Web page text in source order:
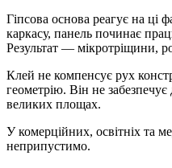
Гіпсова основа реагує на ці
каркасу, панель починає
Результат — мікротріщини,
Клей не компенсує рух
геометрію. Він не забезпечує
великих площах.
У комерційних, освітніх та
неприпустимо.